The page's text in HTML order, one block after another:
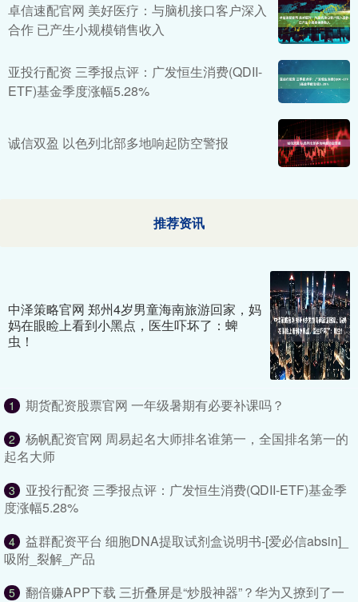
卓信速配官网 美好医疗：与脑机接口客户深入
合作 已产生小规模销售收入
亚投行配资 三季报点评：广发恒生消费(QDII-
ETF)基金季度涨幅5.28%
诚信双盈 以色列北部多地响起防空警报
推荐资讯
中泽策略官网 郑州4岁男童海南旅游回家，妈
妈在眼睑上看到小黑点，医生吓坏了：蜱
虫！
1 期货配资股票官网 一年级暑期有必要补课吗？
2
杨帆配资官网 周易起名大师排名谁第一，全国排名第一的
起名大师
3
亚投行配资 三季报点评：广发恒生消费(QDII-ETF)基金季
度涨幅5.28%
4
益群配资平台 细胞DNA提取试剂盒说明书-[爱必信absin]_
吸附_裂解_产品
5
翻倍赚APP下载 三折叠屏是“炒股神器”？华为又撩到了一